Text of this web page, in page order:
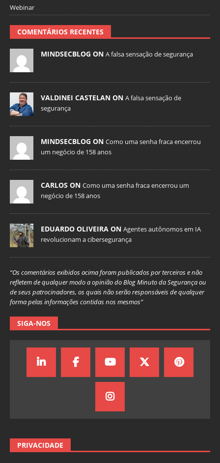
Webinar
COMENTÁRIOS RECENTES
MINDSECBLOG ON A falsa sensação de segurança
VALDINEI CASTELAN ON A falsa sensação de
segurança
MINDSECBLOG ON Como uma senha fraca encerrou
um negócio de 158 anos
CARLOS ON Como uma senha fraca encerrou um
negócio de 158 anos
EDUARDO OLIVEIRA ON Agentes autônomos em IA
revolucionam a cibersegurança
“Os comentários exibidos acima foram publicados por terceiros e não
refletem de qualquer modo a opinião do Blog Minuto da Segurança ou
de seus patrocinadores, os quais não serão responsáveis de qualquer
forma pelas informações contidas nos mesmos”
SIGA-NOS
PRIVACIDADE